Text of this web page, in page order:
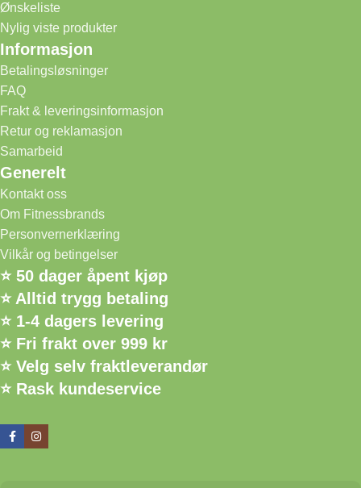
Ønskeliste
Nylig viste produkter
Informasjon
Betalingsløsninger
FAQ
Frakt & leveringsinformasjon
Retur og reklamasjon
Samarbeid
Generelt
Kontakt oss
Om Fitnessbrands
Personvernerklæring
Vilkår og betingelser
⭐ 50 dager åpent kjøp
⭐ Alltid trygg betaling
⭐ 1-4 dagers levering
⭐ Fri frakt over 999 kr
⭐ Velg selv fraktleverandør
⭐ Rask kundeservice